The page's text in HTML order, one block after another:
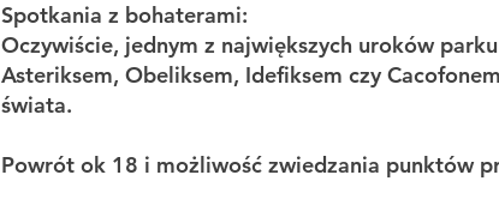
Spotkania z bohaterami:
Oczywiście, jednym z największych uroków
Asteriksem, Obeliksem, Idefiksem czy
świata.
Powrót ok 18 i możliwość zwiedzania punktów